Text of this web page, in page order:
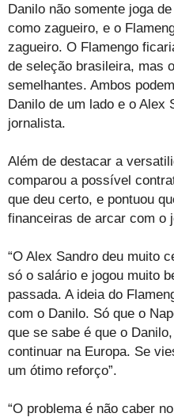
Danilo não somente joga
como zagueiro, e o
zagueiro. O Flamengo
de seleção brasileira, mas
semelhantes. Ambos
Danilo de um lado e o Alex
jornalista.
Além de destacar a
comparou a possível
que deu certo, e pontuou
financeiras de arcar com o
“O Alex Sandro deu muito
só o salário e jogou muito
passada. A ideia do
com o Danilo. Só que o
que se sabe é que o
continuar na Europa. Se
um ótimo reforço”.
“O problema é não caber